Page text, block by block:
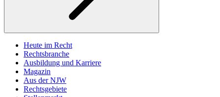
Heute im Recht
Rechtsbranche
Ausbildung und Karriere
Magazin
Aus der NJW
Rechtsgebiete